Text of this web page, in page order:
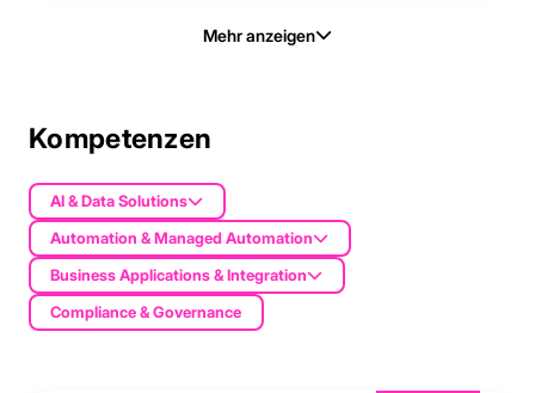
Mehr anzeigen
Kompetenzen
AI & Data Solutions
Automation & Managed Automation
Business Applications & Integration
Compliance & Governance